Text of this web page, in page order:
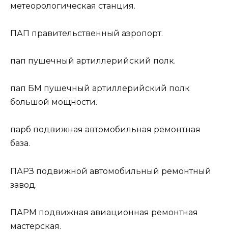
метеорологическая станция.
ПАП правительственный аэропорт.
пап пушечный артиллерийский полк.
пап БМ пушечный артиллерийский полк
большой мощности.
парб подвижная автомобильная ремонтная
база.
ПАРЗ подвижной автомобильный ремонтный
завод.
ПАРМ подвижная авиационная ремонтная
мастерская.